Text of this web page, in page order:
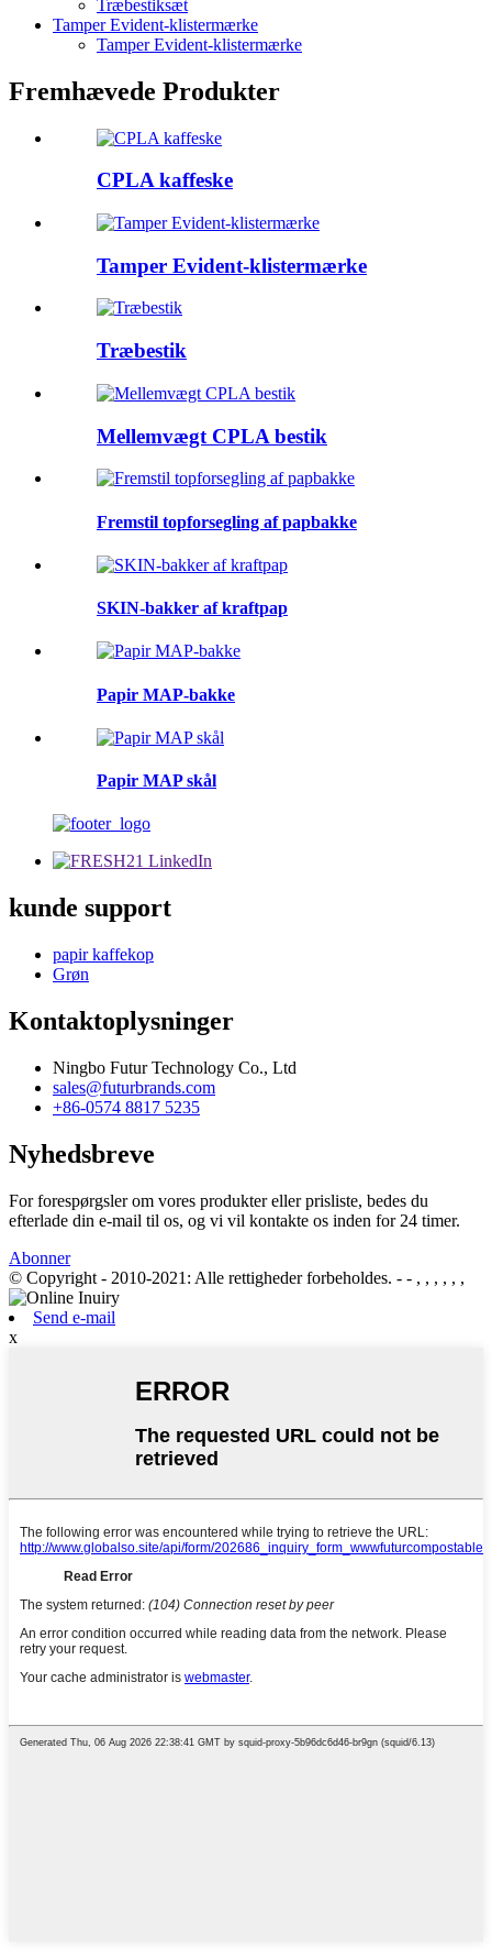
Træbestiksæt
Tamper Evident-klistermærke
Tamper Evident-klistermærke
Fremhævede Produkter
CPLA kaffeske
Tamper Evident-klistermærke
Træbestik
Mellemvægt CPLA bestik
Fremstil topforsegling af papbakke
SKIN-bakker af kraftpap
Papir MAP-bakke
Papir MAP skål
kunde support
papir kaffekop
Grøn
Kontaktoplysninger
Ningbo Futur Technology Co., Ltd
sales@futurbrands.com
+86-0574 8817 5235
Nyhedsbreve
For forespørgsler om vores produkter eller prisliste, bedes du
efterlade din e-mail til os, og vi vil kontakte os inden for 24 timer.
Abonner
© Copyright - 2010-2021: Alle rettigheder forbeholdes. - - , , , , , ,
Send e-mail
x